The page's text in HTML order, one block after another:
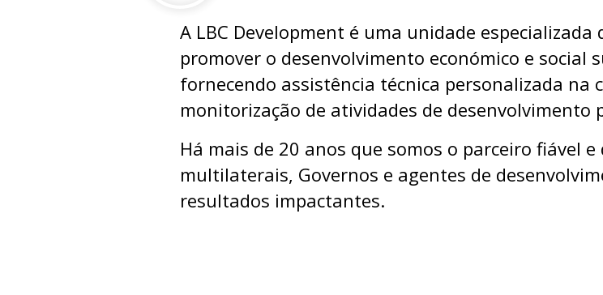
A LBC Development é uma unidade especializada
promover o desenvolvimento económico e social
fornecendo assistência técnica personalizada na
monitorização de atividades de desenvolvimento
Há mais de 20 anos que somos o parceiro fiável
multilaterais, Governos e agentes de
resultados impactantes.